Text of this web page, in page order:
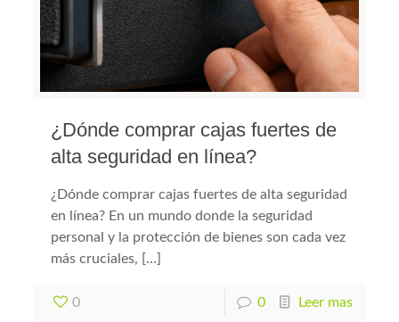
¿Dónde comprar cajas fuertes de
alta seguridad en línea?
¿Dónde comprar cajas fuertes de alta seguridad
en línea? En un mundo donde la seguridad
personal y la protección de bienes son cada vez
más cruciales, […]
0 0 Leer mas